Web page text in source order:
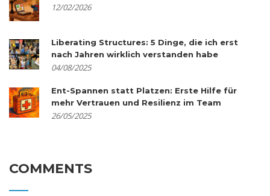
12/02/2026
Liberating Structures: 5 Dinge, die ich erst
nach Jahren wirklich verstanden habe
04/08/2025
Ent-Spannen statt Platzen: Erste Hilfe für
mehr Vertrauen und Resilienz im Team
26/05/2025
COMMENTS